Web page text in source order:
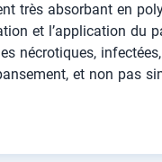
très absorbant en
et l’application du
nécrotiques,
et non pas